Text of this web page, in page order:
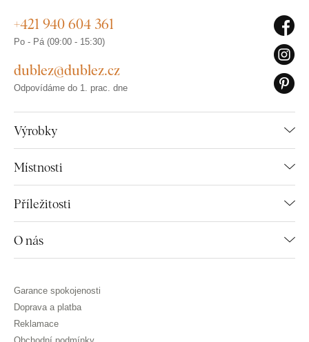
Výrobky
Místnosti
Příležitosti
O nás
+421 940 604 361
Po - Pá (09:00 - 15:30)
dublez@dublez.cz
Odpovídáme do 1. prac. dne
Garance spokojenosti
Doprava a platba
Reklamace